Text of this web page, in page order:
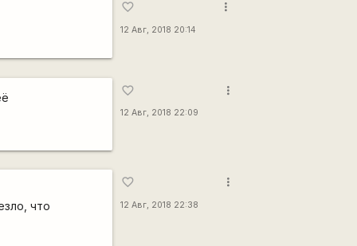
favorite_border
12 Авг, 2018 20:14
more_vert
favorite_border
12 Авг, 2018 22:09
more_vert
что
favorite_border
12 Авг, 2018 22:38
more_vert